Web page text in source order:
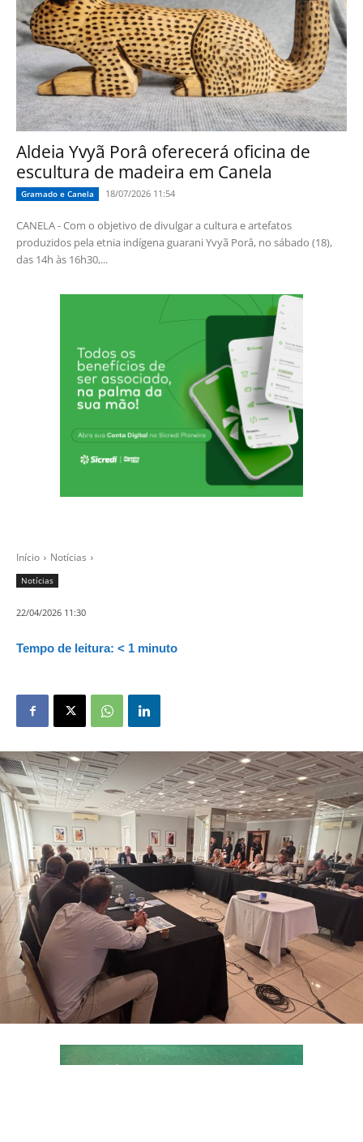
Aldeia Yvyã Porâ oferecerá oficina de
escultura de madeira em Canela
Gramado e Canela 18/07/2026 11:54
CANELA - Com o objetivo de divulgar a cultura e artefatos
produzidos pela etnia indígena guarani Yvyã Porâ, no sábado (18),
das 14h às 16h30,...